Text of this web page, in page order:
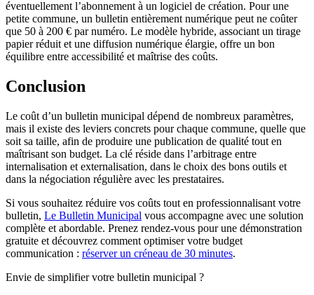
éventuellement l’abonnement à un logiciel de création. Pour une
petite commune, un bulletin entièrement numérique peut ne coûter
que 50 à 200 € par numéro. Le modèle hybride, associant un tirage
papier réduit et une diffusion numérique élargie, offre un bon
équilibre entre accessibilité et maîtrise des coûts.
Conclusion
Le coût d’un bulletin municipal dépend de nombreux paramètres,
mais il existe des leviers concrets pour chaque commune, quelle que
soit sa taille, afin de produire une publication de qualité tout en
maîtrisant son budget. La clé réside dans l’arbitrage entre
internalisation et externalisation, dans le choix des bons outils et
dans la négociation régulière avec les prestataires.
Si vous souhaitez réduire vos coûts tout en professionnalisant votre
bulletin, Le Bulletin Municipal vous accompagne avec une solution
complète et abordable. Prenez rendez-vous pour une démonstration
gratuite et découvrez comment optimiser votre budget
communication : réserver un créneau de 30 minutes.
Envie de simplifier votre bulletin municipal ?